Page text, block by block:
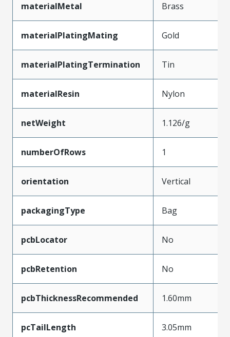
materialMetal Brass
materialPlatingMating Gold
materialPlatingTermination Tin
materialResin Nylon
netWeight 1.126/g
numberOfRows 1
orientation Vertical
packagingType Bag
pcbLocator No
pcbRetention No
pcbThicknessRecommended 1.60mm
pcTailLength 3.05mm